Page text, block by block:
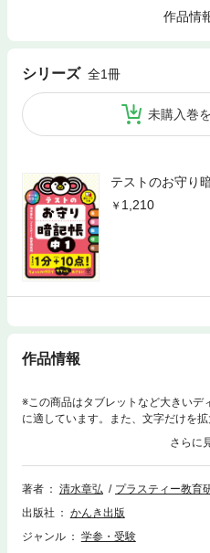
作品情
シリーズ 全1冊
未購入巻
テストのお守り
1,210
作品情報
※この商品はタブレットなど大きいデ
に適しています。また、文字だけを
ト、検索、辞書の参照、引用などの
スト前のお守り」に！ この本は、テ
いてほしい！という大事なところを
ィサイズなので、持ち運びもかんた
著者 清水章弘
プラスティー教育
出版社
かんき出版
ジャンル
学参・受験